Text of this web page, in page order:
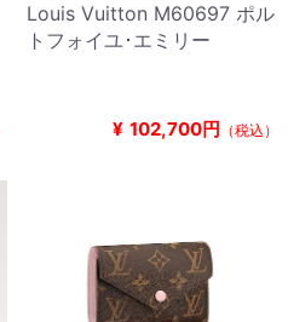
Louis Vuitton M60697 ポル
トフォイユ･エミリー
¥ 102,700円 （税込）